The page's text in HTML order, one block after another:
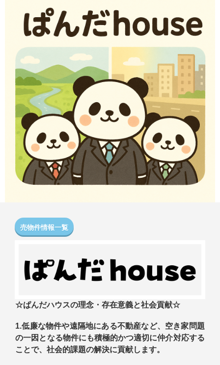
売物件情報一覧
☆ぱんだハウスの理念・存在意義と社会貢献☆
1.低廉な物件や遠隔地にある不動産など、空き家問題
の一因となる物件にも積極的かつ適切に仲介対応する
ことで、社会的課題の解決に貢献します。